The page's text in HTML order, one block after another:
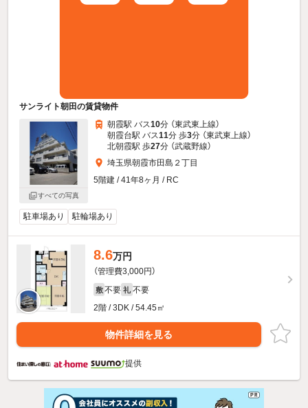
サンライト朝田の賃貸物件
すべての写真
朝霞駅 バス10分 （東武東上線）
朝霞台駅 バス11分 歩3分 （東武東上線）
北朝霞駅 歩27分 （武蔵野線）
埼玉県朝霞市田島２丁目
5階建 / 41年8ヶ月 / RC
駐車場あり 駐輪場あり
8.6万円
（管理費3,000円）
敷 不要 礼 不要
2階 / 3DK / 54.45㎡
物件詳細を見る
提供